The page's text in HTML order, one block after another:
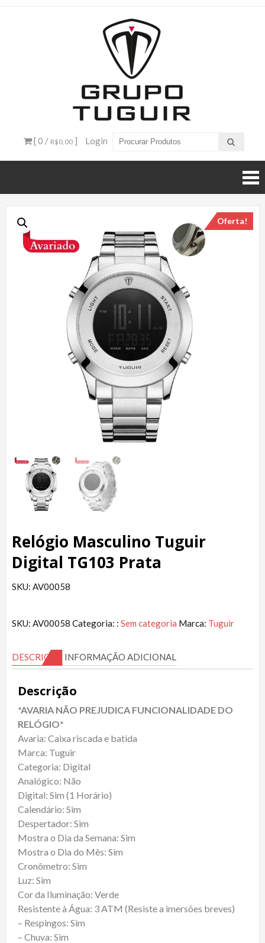
– Grupo
Tuguir
[ 0 / R$0,00 ] Login
Oferta!
Relógio Masculino Tuguir
Digital TG103 Prata
SKU: AV00058
SKU: AV00058 Categoria: : Sem categoria Marca: Tuguir
DESCRIÇÃO INFORMAÇÃO ADICIONAL
Descrição
*AVARIA NÃO PREJUDICA FUNCIONALIDADE DO
RELÓGIO*
Avaria: Caixa riscada e batida
Marca: Tuguir
Categoria: Digital
Analógico: Não
Digital: Sim (1 Horário)
Calendário: Sim
Despertador: Sim
Mostra o Dia da Semana: Sim
Mostra o Dia do Mês: Sim
Cronômetro: Sim
Luz: Sim
Cor da Iluminação: Verde
Resistente à Água: 3 ATM (Resiste a imersões breves)
– Respingos: Sim
– Chuva: Sim